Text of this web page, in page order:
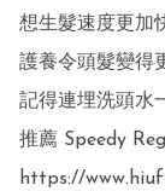
想生髮速度更加
護養令頭髮變得
記得連埋洗頭水
推薦 Speedy
https://